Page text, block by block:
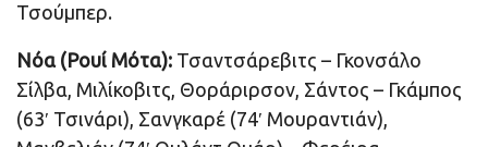
Τσούμπερ.
Νόα (Ρουί Μότα): Τσαντσάρεβιτς – Γκονσάλο
Σίλβα, Μιλίκοβιτς, Θοράριρσον, Σάντος – Γκάμπος
(63′ Τσινάρι), Σανγκαρέ (74′ Μουραντιάν),